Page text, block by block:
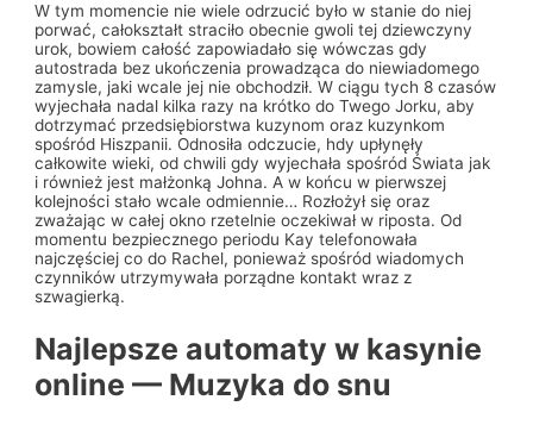
W tym momencie nie wiele odrzucić było w stanie do niej
porwać, całokształt straciło obecnie gwoli tej dziewczyny
urok, bowiem całość zapowiadało się wówczas gdy
autostrada bez ukończenia prowadząca do niewiadomego
zamysle, jaki wcale jej nie obchodził. W ciągu tych 8 czasów
wyjechała nadal kilka razy na krótko do Twego Jorku, aby
dotrzymać przedsiębiorstwa kuzynom oraz kuzynkom
spośród Hiszpanii. Odnosiła odczucie, hdy upłynęły
całkowite wieki, od chwili gdy wyjechała spośród Świata jak
i również jest małżonką Johna. A w końcu w pierwszej
kolejności stało wcale odmiennie… Rozłożył się oraz
zważając w całej okno rzetelnie oczekiwał w riposta. Od
momentu bezpiecznego periodu Kay telefonowała
najczęściej co do Rachel, ponieważ spośród wiadomych
czynników utrzymywała porządne kontakt wraz z
szwagierką.
Najlepsze automaty w kasynie
online — Muzyka do snu